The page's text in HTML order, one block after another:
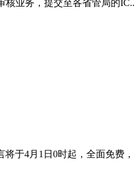
核业务，提交至各省管局的
于4月1日0时起，全面免费，